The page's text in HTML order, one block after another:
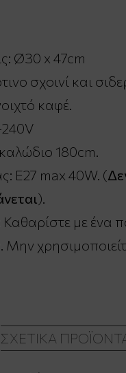
Ø30 x 47cm
σχοινί και
καφέ.
240V
180cm.
E27 max 40W. (
).
με ένα
Μην
ΣΧΕΤΙΚΆ